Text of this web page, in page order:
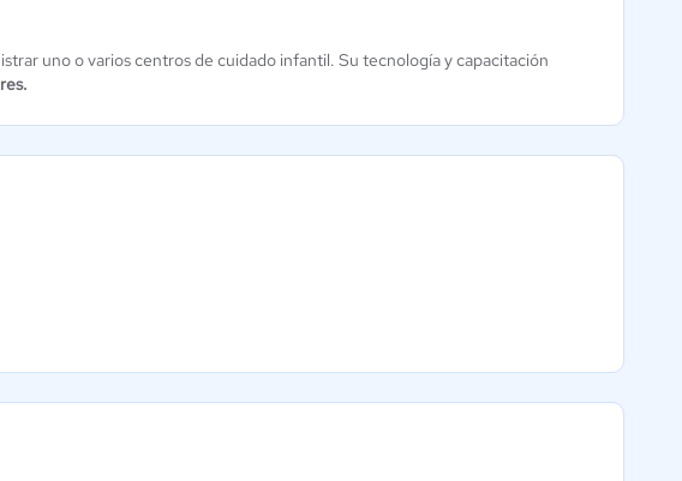
uno o varios centros de cuidado infantil. Su tecnología y capacitación